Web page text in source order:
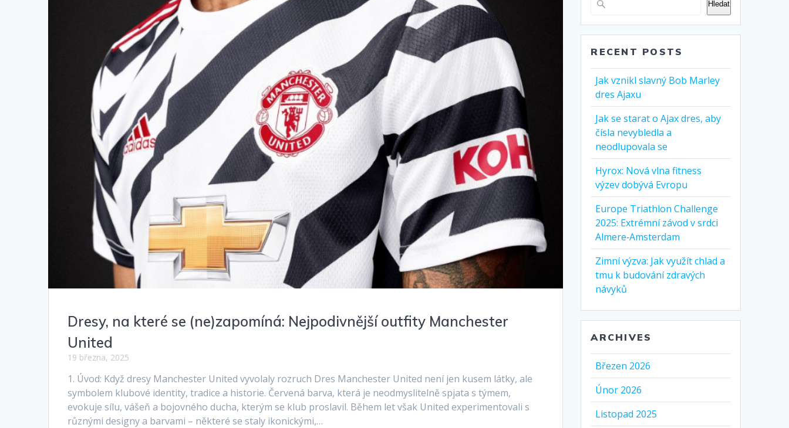
Dresy, na které se (ne)zapomíná: Nejpodivnější outfity Manchester
United
19 března, 2025
1. Úvod: Když dresy Manchester United vyvolaly rozruch Dres Manchester United není jen kusem látky, ale
symbolem klubové identity, tradice a historie. Červená barva, která je neodmyslitelně spjata s týmem,
evokuje sílu, vášeň a bojovného ducha, kterým se klub proslavil. Během let však United experimentovali s
různými designy a barvami – některé se staly ikonickými,…
Hledat
RECENT POSTS
Jak vznikl slavný Bob Marley
dres Ajaxu
Jak se starat o Ajax dres, aby
čísla nevybledla a
neodlupovala se
Hyrox: Nová vlna fitness
výzev dobývá Evropu
Europe Triathlon Challenge
2025: Extrémní závod v srdci
Almere‑Amsterdam
Zimní výzva: Jak využít chlad a
tmu k budování zdravých
návyků
ARCHIVES
Březen 2026
Únor 2026
Listopad 2025